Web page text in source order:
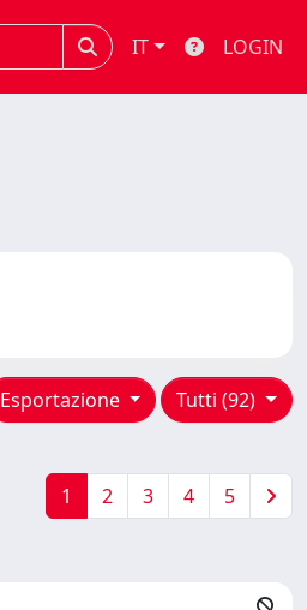
IT LOGIN
Tutti (92)
Esportazione
1 2 3 4 5